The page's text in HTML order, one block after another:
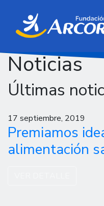
Noticias
Últimas
17 septiembre, 2019
Premiamos
alimentación